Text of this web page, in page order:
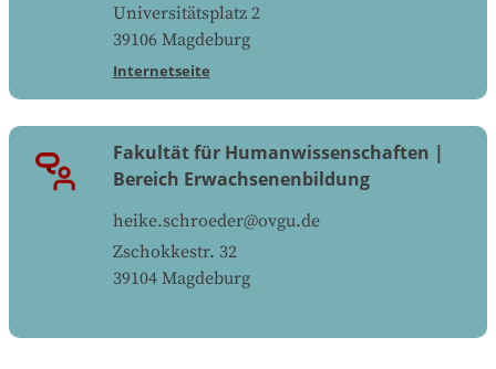
Universitätsplatz 2
39106 Magdeburg
Internetseite
Fakultät für Humanwissenschaften |
Bereich Erwachsenenbildung
heike.schroeder@ovgu.de
Zschokkestr. 32
39104 Magdeburg